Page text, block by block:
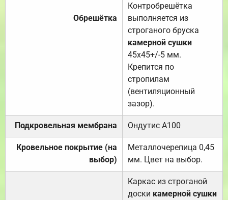
Обрешётка
Контробрешётка
выполняется из
строганого бруска
камерной сушки
45х45+/-5 мм.
Крепится по
стропилам
(вентиляционный
зазор).
Подкровельная мембрана Ондутис А100
Кровельное покрытие (на
выбор)
Металлочерепица 0,45
мм. Цвет на выбор.
Каркас из строганой
доски камерной сушки